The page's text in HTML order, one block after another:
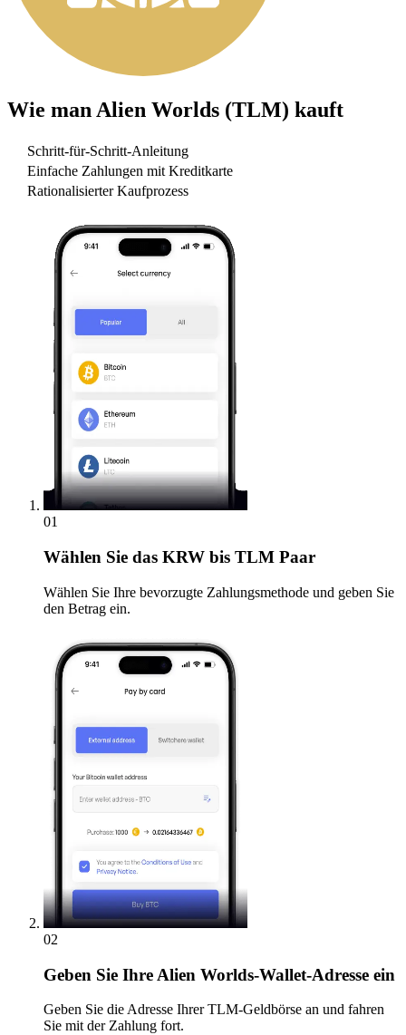
Wie man Alien Worlds (TLM) kauft
Schritt-für-Schritt-Anleitung
Einfache Zahlungen mit Kreditkarte
Rationalisierter Kaufprozess
01
Wählen Sie das KRW bis TLM Paar
Wählen Sie Ihre bevorzugte Zahlungsmethode und geben Sie
den Betrag ein.
02
Geben Sie Ihre Alien Worlds-Wallet-Adresse ein
Geben Sie die Adresse Ihrer TLM-Geldbörse an und fahren
Sie mit der Zahlung fort.